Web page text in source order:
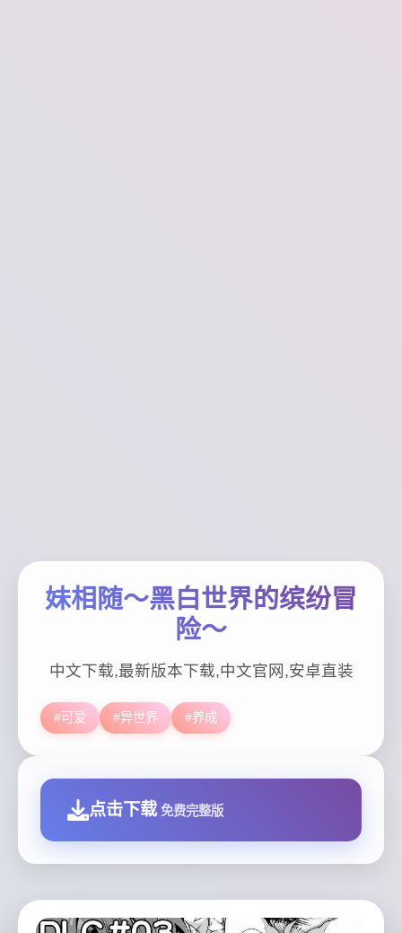
妹相随～黑白世界的缤纷冒
险～
中文下载,最新版本下载,中文官网,安卓直装
#可爱 #异世界 #养成
点击下载 免费完整版